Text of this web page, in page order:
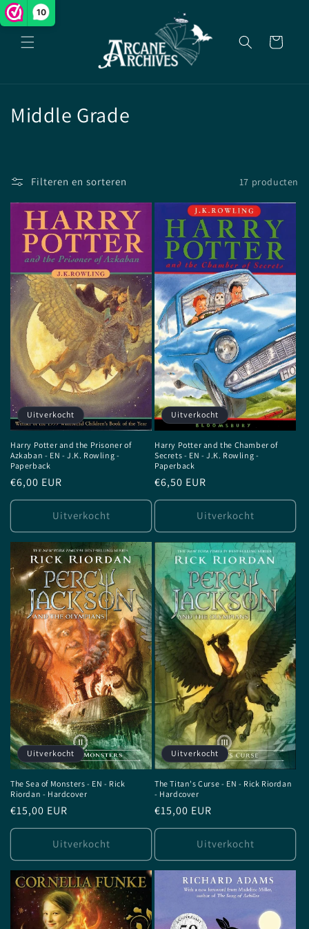
10
Meteen
naar de
content
Winkelwagen
C
l
t
i
e
:
Middle Grade
Filteren en sorteren 17 producten
Uitverkocht
Harry Potter and the Prisoner of
Azkaban - EN - J.K. Rowling -
Paperback
Normale
prijs
€6,00 EUR
Uitverkocht
Uitverkocht
Harry Potter and the Chamber of
Secrets - EN - J.K. Rowling -
Paperback
Normale
prijs
€6,50 EUR
Uitverkocht
Uitverkocht
The Sea of Monsters - EN - Rick
Riordan - Hardcover
Normale
prijs
€15,00 EUR
Uitverkocht
Uitverkocht
The Titan's Curse - EN - Rick Riordan
- Hardcover
Normale
prijs
€15,00 EUR
Uitverkocht